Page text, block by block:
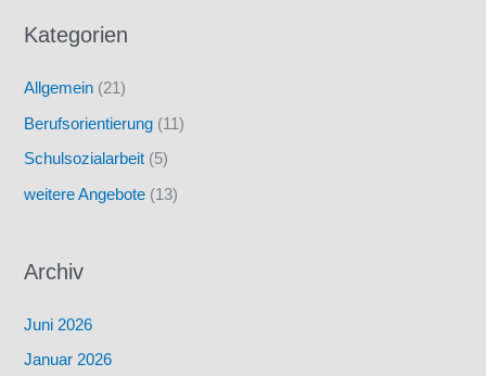
Kategorien
Allgemein (21)
Berufsorientierung (11)
Schulsozialarbeit (5)
weitere Angebote (13)
Archiv
Juni 2026
Januar 2026